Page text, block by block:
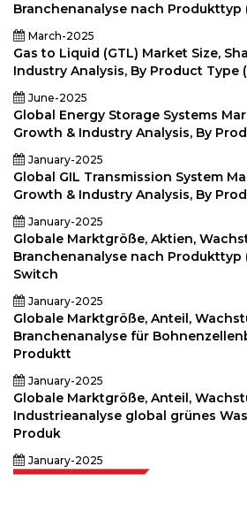
Branchenanalyse nach Produkttyp
March-2025
Gas to Liquid (GTL) Market Size,
Industry Analysis, By Product Type
June-2025
Global Energy Storage Systems
Growth & Industry Analysis, By
January-2025
Global GIL Transmission System
Growth & Industry Analysis, By
January-2025
Globale Marktgröße, Aktien,
Branchenanalyse nach Produkttyp
Switch
January-2025
Globale Marktgröße, Anteil,
Branchenanalyse für
Produktt
January-2025
Globale Marktgröße, Anteil,
Industrieanalyse global grünes
Produk
January-2025